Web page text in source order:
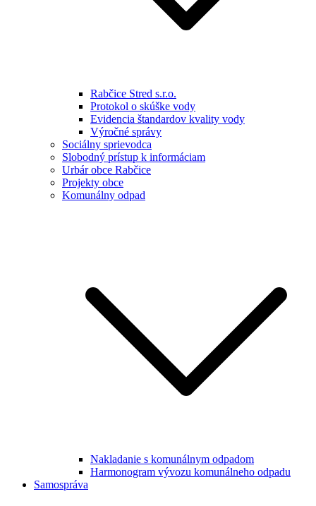
Rabčice Stred s.r.o.
Protokol o skúške vody
Evidencia štandardov kvality vody
Výročné správy
Sociálny sprievodca
Slobodný prístup k informáciam
Urbár obce Rabčice
Projekty obce
Komunálny odpad
Nakladanie s komunálnym odpadom
Harmonogram vývozu komunálneho odpadu
Samospráva